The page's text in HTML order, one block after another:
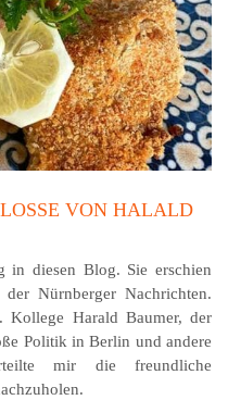
VON HALALD
in diesen Blog. Sie erschien
Nürnberger Nachrichten.
Kollege Harald Baumer, der
Politik in Berlin und andere
mir die freundliche